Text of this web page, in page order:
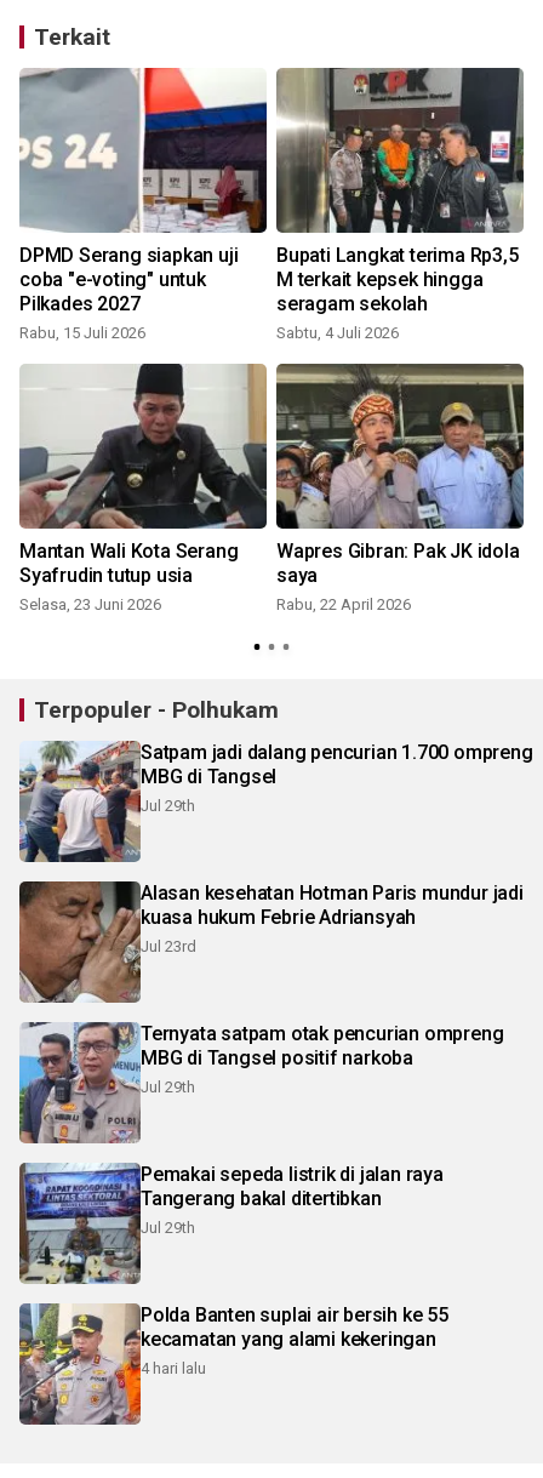
Terkait
DPMD Serang siapkan uji
coba "e-voting" untuk
Pilkades 2027
Rabu, 15 Juli 2026
Bupati Langkat terima Rp3,5
M terkait kepsek hingga
seragam sekolah
Sabtu, 4 Juli 2026
Mantan Wali Kota Serang
Syafrudin tutup usia
Selasa, 23 Juni 2026
Wapres Gibran: Pak JK idola
saya
Rabu, 22 April 2026
Terpopuler - Polhukam
Satpam jadi dalang pencurian 1.700 ompreng
MBG di Tangsel
Jul 29th
Alasan kesehatan Hotman Paris mundur jadi
kuasa hukum Febrie Adriansyah
Jul 23rd
Ternyata satpam otak pencurian ompreng
MBG di Tangsel positif narkoba
Jul 29th
Pemakai sepeda listrik di jalan raya
Tangerang bakal ditertibkan
Jul 29th
Polda Banten suplai air bersih ke 55
kecamatan yang alami kekeringan
4 hari lalu